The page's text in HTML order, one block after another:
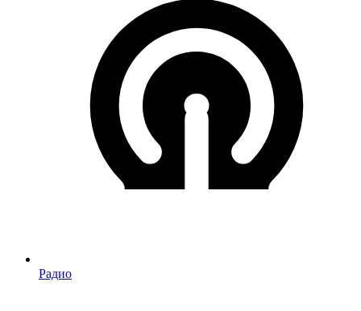
Радио